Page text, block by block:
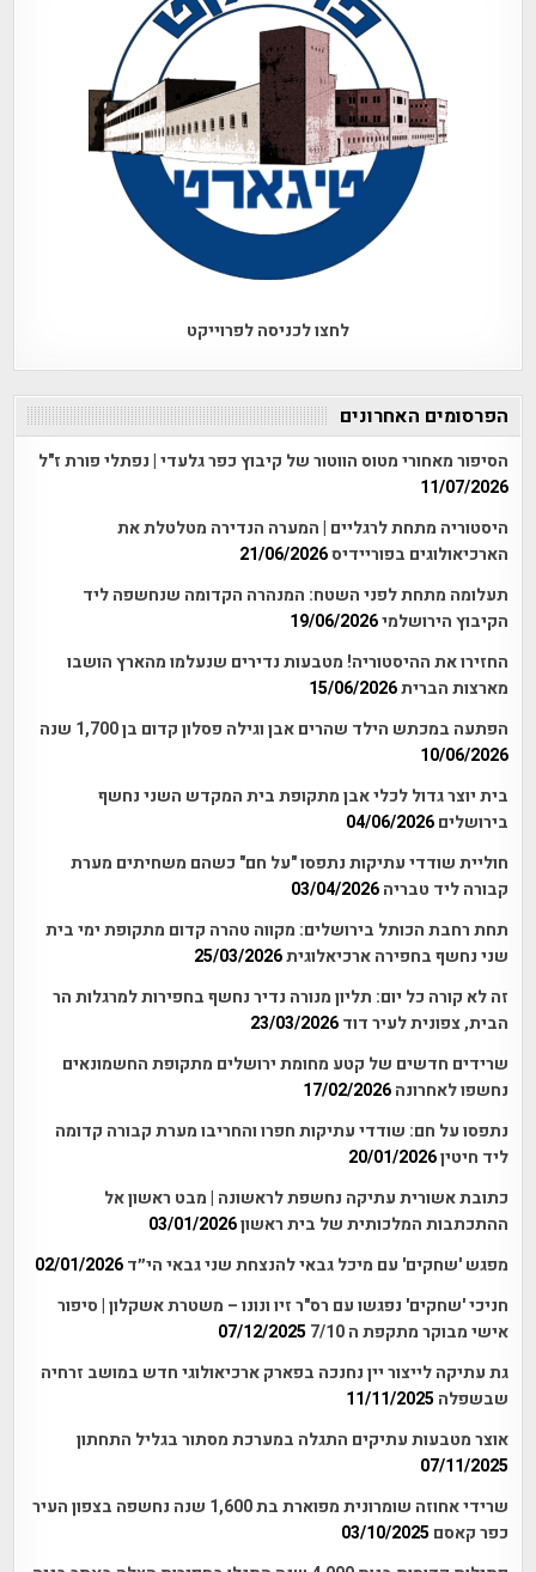
לחצו לכניסה לפרוייקט
הפרסומים האחרונים
הסיפור מאחורי מטוס הווטור של קיבוץ כפר גלעדי | נפתלי פורת ז"ל
11/07/2026
היסטוריה מתחת לרגליים | המערה הנדירה מטלטלת את
הארכיאולוגים בפוריידיס21/06/2026
תעלומה מתחת לפני השטח: המנהרה הקדומה שנחשפה ליד
הקיבוץ הירושלמי19/06/2026
החזירו את ההיסטוריה! מטבעות נדירים שנעלמו מהארץ הושבו
מארצות הברית15/06/2026
הפתעה במכתש הילד שהרים אבן וגילה פסלון קדום בן 1,700 שנה
10/06/2026
בית יוצר גדול לכלי אבן מתקופת בית המקדש השני נחשף
בירושלים 04/06/2026
חוליית שודדי עתיקות נתפסו "על חם" כשהם משחיתים מערת
קבורה ליד טבריה 03/04/2026
תחת רחבת הכותל בירושלים: מקווה טהרה קדום מתקופת ימי בית
שני נחשף בחפירה ארכיאלוגית25/03/2026
זה לא קורה כל יום: תליון מנורה נדיר נחשף בחפירות למרגלות הר
הבית, צפונית לעיר דוד 23/03/2026
שרידים חדשים של קטע מחומת ירושלים מתקופת החשמונאים
נחשפו לאחרונה 17/02/2026
נתפסו על חם: שודדי עתיקות חפרו והחריבו מערת קבורה קדומה
ליד חיטין20/01/2026
כתובת אשורית עתיקה נחשפת לראשונה | מבט ראשון אל
ההתכתבות המלכותית של בית ראשון03/01/2026
מפגש 'שחקים' עם מיכל גבאי להנצחת שני גבאי הי״ד 02/01/2026
חניכי 'שחקים' נפגשו עם רס"ר זיו ונונו – משטרת אשקלון | סיפור
אישי מבוקר מתקפת ה 7/10
07/12/2025
גת עתיקה לייצור יין נחנכה בפארק ארכיאולוגי חדש במושב זרחיה
שבשפלה 11/11/2025
אוצר מטבעות עתיקים התגלה במערכת מסתור בגליל התחתון
07/11/2025
שרידי אחוזה שומרונית מפוארת בת 1,600 שנה נחשפה בצפון העיר
כפר קאסם 03/10/2025